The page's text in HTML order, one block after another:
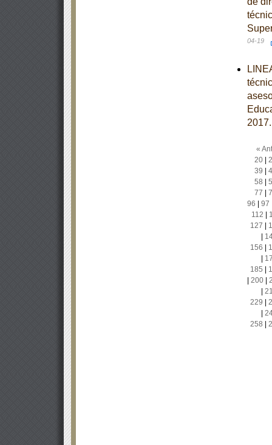
04-19
«
20|
39
58
77
96
97
112
127
156
185
200|
229
258